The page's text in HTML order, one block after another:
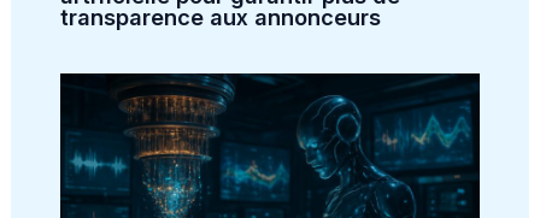
transparence aux annonceurs